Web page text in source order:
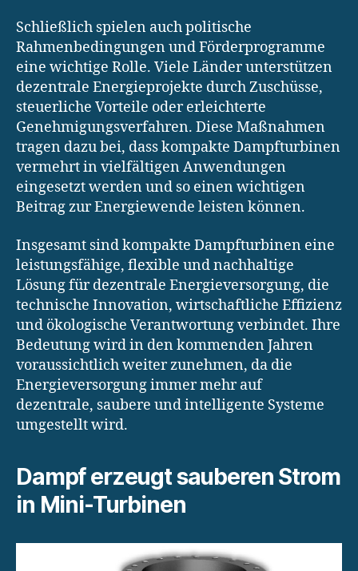
Schließlich spielen auch politische
Rahmenbedingungen und Förderprogramme
eine wichtige Rolle. Viele Länder unterstützen
dezentrale Energieprojekte durch Zuschüsse,
steuerliche Vorteile oder erleichterte
Genehmigungsverfahren. Diese Maßnahmen
tragen dazu bei, dass kompakte Dampfturbinen
vermehrt in vielfältigen Anwendungen
eingesetzt werden und so einen wichtigen
Beitrag zur Energiewende leisten können.
Insgesamt sind kompakte Dampfturbinen eine
leistungsfähige, flexible und nachhaltige
Lösung für dezentrale Energieversorgung, die
technische Innovation, wirtschaftliche Effizienz
und ökologische Verantwortung verbindet. Ihre
Bedeutung wird in den kommenden Jahren
voraussichtlich weiter zunehmen, da die
Energieversorgung immer mehr auf
dezentrale, saubere und intelligente Systeme
umgestellt wird.
Dampf erzeugt sauberen Strom
in Mini-Turbinen